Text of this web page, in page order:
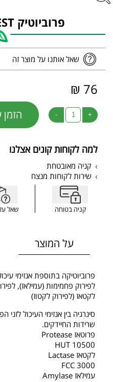
פרוביוטיק DIGEST – אלטמן
שאל אותנו על מוצר זה
76 ₪
+
- הזמן
למה לקוחות קונים אצלנו
קניה מאובטחת
שירות לקוחות מנצח
קניה בטוחה שאל
על המוצר
פרוביוטיקה בתוספת אנזימי
לפירוק פחמימות (עמילאז),
לקטאז (לפירוק לקטוז)
סינרגיה בין אנזימי העיכול
שרידות החיידקים.
פרוטאז Protease‏
10500 HUT
לקטאז Lactase‏
3000 FCC
עמילאז Amylase‏